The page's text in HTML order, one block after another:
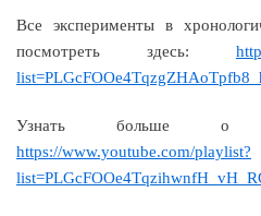
Все эксперименты в
посмотреть здесь:
Узнать больше о
https://www.youtube.com/playlist?